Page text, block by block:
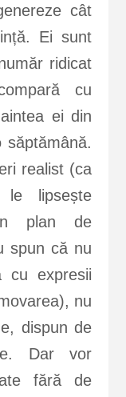
cât
Ei sunt
ridicat
cu
ei din
realist (ca
lipsește
plan de
spun că nu
cu expresii
nu
dispun de
Dar vor
fără de